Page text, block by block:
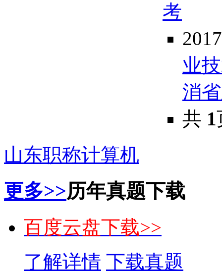
考
业
消
共 1
山东职称计算机
更多>>历年真题下载
百度云盘下载>>
了解详情 下载真题